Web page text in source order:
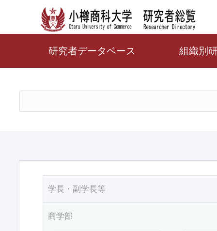
研究者データベース 組織別
学長・副学長等
商学部